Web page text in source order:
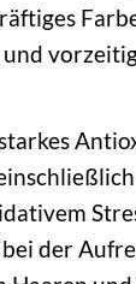
der